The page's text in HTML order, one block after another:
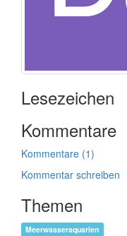
Lesezeichen
Kommentare
Kommentare (1)
Kommentar schreiben
Themen
Meerwasseraquarien